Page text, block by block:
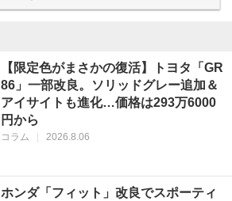
【限定色がまさかの復活】トヨタ「GR
86」一部改良。ソリッドグレー追加＆
アイサイトも進化…価格は293万6000
円から
コラム 2026.8.06
ホンダ「フィット」改良でスポーティ